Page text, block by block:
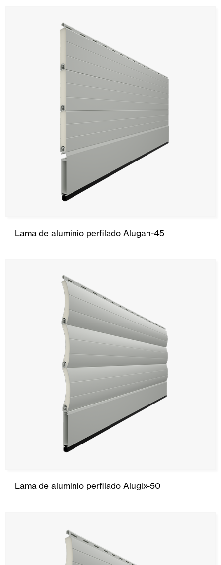
Lama de aluminio perfilado Alugan-45
Lama de aluminio perfilado Alugix-50